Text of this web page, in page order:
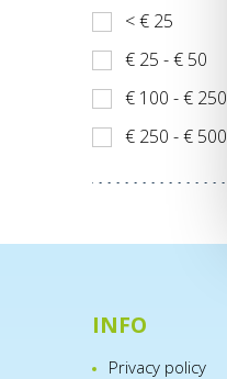
< € 25
€ 25 - € 50
€ 100 - € 250
€ 250 - € 500
INFO
Privacy policy